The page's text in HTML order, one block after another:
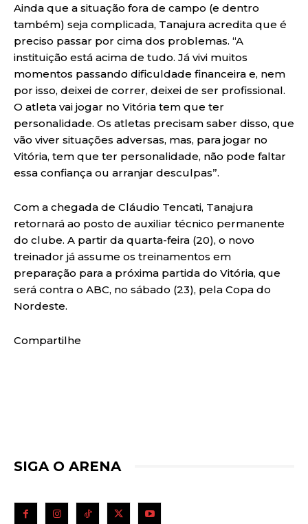
Ainda que a situação fora de campo (e dentro
também) seja complicada, Tanajura acredita que é
preciso passar por cima dos problemas. “A
instituição está acima de tudo. Já vivi muitos
momentos passando dificuldade financeira e, nem
por isso, deixei de correr, deixei de ser profissional.
O atleta vai jogar no Vitória tem que ter
personalidade. Os atletas precisam saber disso, que
vão viver situações adversas, mas, para jogar no
Vitória, tem que ter personalidade, não pode faltar
essa confiança ou arranjar desculpas”.
Com a chegada de Cláudio Tencati, Tanajura
retornará ao posto de auxiliar técnico permanente
do clube. A partir da quarta-feira (20), o novo
treinador já assume os treinamentos em
preparação para a próxima partida do Vitória, que
será contra o ABC, no sábado (23), pela Copa do
Nordeste.
Compartilhe
SIGA O ARENA